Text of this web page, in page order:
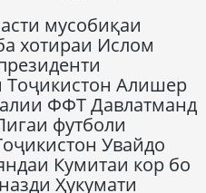
мусобиқаи
хотираи Ислом
Тоҷикистон Алишер
ФФТ Давлатманд
футболи
Увайдо
Кумитаи кор бо
Ҳукумати